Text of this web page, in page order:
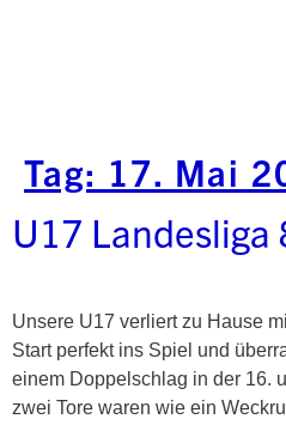
Tag: 17. Mai
U17 Landesliga
Unsere U17 verliert zu Hause
Start perfekt ins Spiel und
einem Doppelschlag in der 16.
zwei Tore waren wie ein